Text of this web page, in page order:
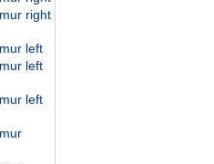
right
left
left
left